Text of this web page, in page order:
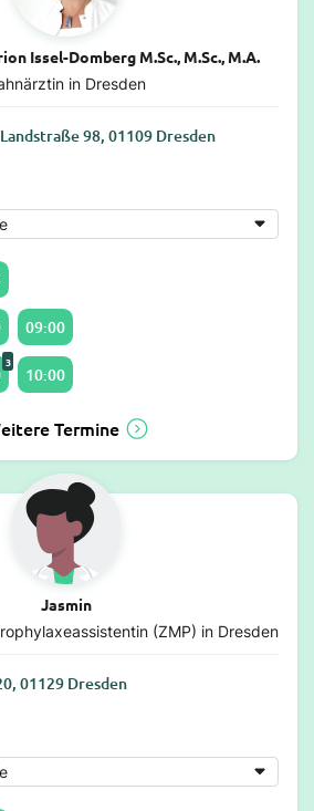
Issel-Domberg M.Sc., M.Sc., M.A.
in Dresden
98, 01109 Dresden
09:00
3
10:00
Termine
Jasmin
(ZMP) in Dresden
01129 Dresden